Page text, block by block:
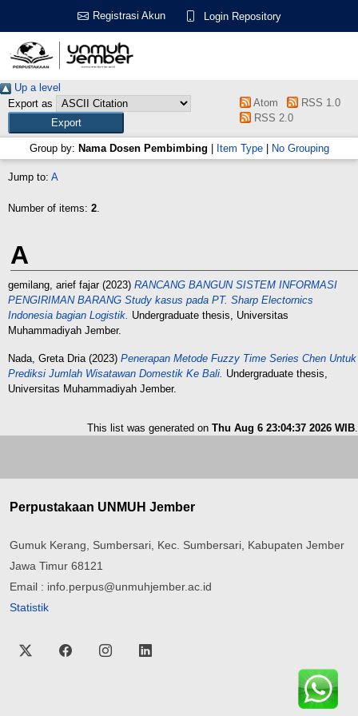
Registrasi Akun Login Repository
Up a level
Export as
Atom
RSS 1.0
RSS 2.0
Group by: Nama Dosen Pembimbing Item Type| No Grouping
Jump to: A
Number of items: 2.
A
gemilang, arief fajar(2023) RANCANG BANGUN SISTEM INFORMASI
PENGIRIMAN BARANG Study kasus pada PT. Sharp Electornics
Indonesia bagian Logistik. Undergraduate thesis, Universitas
Muhammadiyah Jember.
Nada, Greta Dria(2023) Penerapan Metode Fuzzy Time Series Chen Untuk
Prediksi Jumlah Wisatawan Domestik Ke Bali. Undergraduate thesis,
Universitas Muhammadiyah Jember.
This list was generated on Thu Aug 6 23:04:37 2026 WIB.
Perpustakaan UNMUH Jember
Gumuk Kerang, Sumbersari, Kec. Sumbersari, Kabupaten Jember
Jawa Timur 68121
Email : info.perpus@unmuhjember.ac.id
Statistik